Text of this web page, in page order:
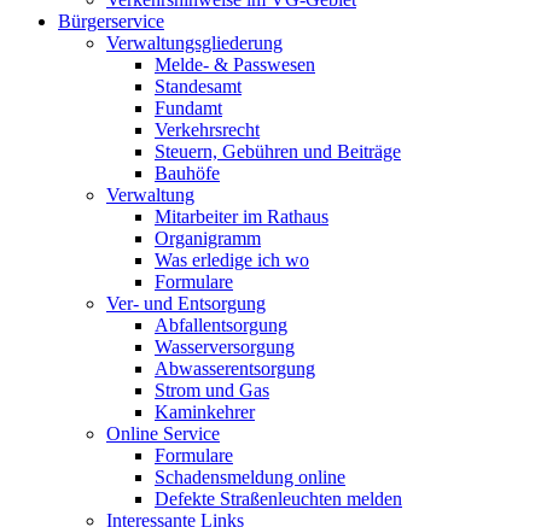
Bürgerservice
Verwaltungsgliederung
Melde- & Passwesen
Standesamt
Fundamt
Verkehrsrecht
Steuern, Gebühren und Beiträge
Bauhöfe
Verwaltung
Mitarbeiter im Rathaus
Organigramm
Was erledige ich wo
Formulare
Ver- und Entsorgung
Abfallentsorgung
Wasserversorgung
Abwasserentsorgung
Strom und Gas
Kaminkehrer
Online Service
Formulare
Schadensmeldung online
Defekte Straßenleuchten melden
Interessante Links